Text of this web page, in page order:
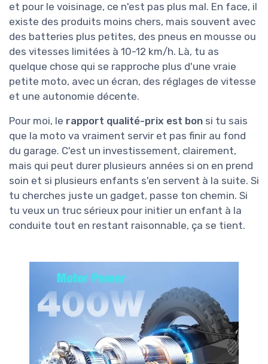
et pour le voisinage, ce n'est pas plus mal. En face, il
existe des produits moins chers, mais souvent avec
des batteries plus petites, des pneus en mousse ou
des vitesses limitées à 10-12 km/h. Là, tu as
quelque chose qui se rapproche plus d'une vraie
petite moto, avec un écran, des réglages de vitesse
et une autonomie décente.
Pour moi, le rapport qualité-prix est bon si tu sais
que la moto va vraiment servir et pas finir au fond
du garage. C'est un investissement, clairement,
mais qui peut durer plusieurs années si on en prend
soin et si plusieurs enfants s'en servent à la suite. Si
tu cherches juste un gadget, passe ton chemin. Si
tu veux un truc sérieux pour initier un enfant à la
conduite tout en restant raisonnable, ça se tient.